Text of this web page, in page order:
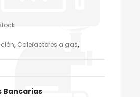
, Calefactores a gas,
Bancarias